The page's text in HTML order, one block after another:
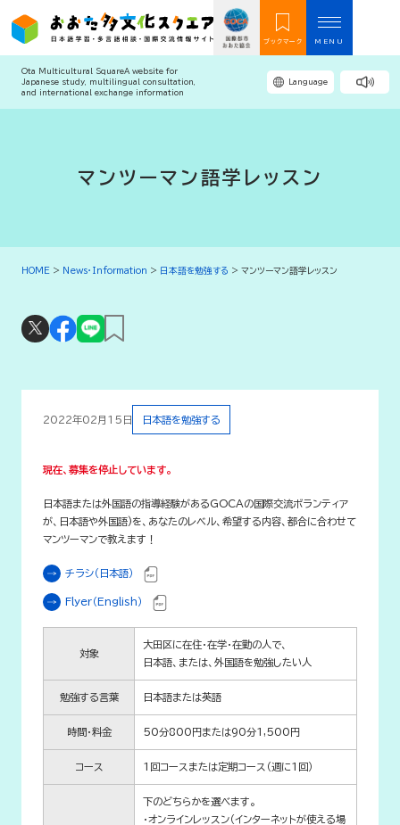
ブックマーク MENU
Ota Multicultural SquareA website for
Japanese study, multilingual consultation,
and international exchange information
Language
マンツーマン語学レッスン
HOME > News・Information > 日本語を勉強する > マンツーマン語学レッスン
2022年02月15日 日本語を勉強する
現在、募集を停止しています。
日本語または外国語の指導経験があるGOCAの国際交流ボランティア
が、日本語や外国語)を、あなたのレベル、希望する内容、都合に合わせて
マンツーマンで教えます！
チラシ（日本語）
Flyer（English）
対象
大田区に在住・在学・在勤の人で、
日本語、または、外国語を勉強したい人
勉強する言葉 日本語または英語
時間・料金 50分800円または90分1,500円
コース 1回コースまたは定期コース（週に1回）
下のどちらかを選べます。
・オンラインレッスン（インターネットが使える場